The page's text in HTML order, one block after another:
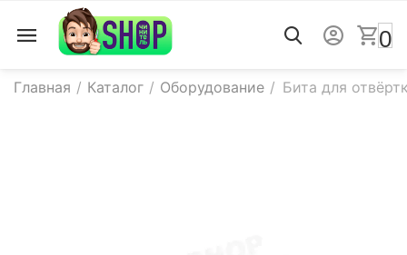
0
Главная / Каталог / Оборудование / Бита для